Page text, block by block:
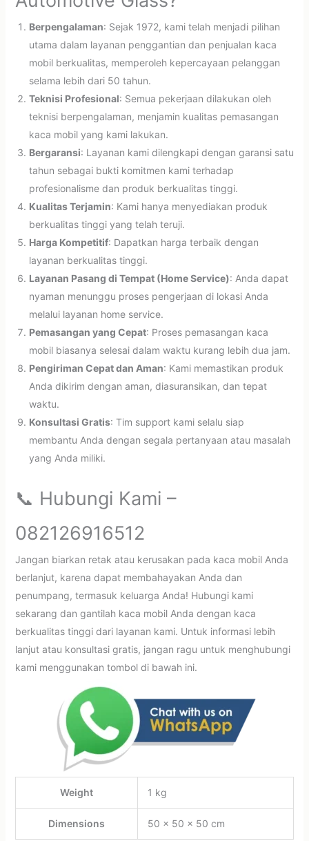
Berpengalaman: Sejak 1972, kami telah menjadi pilihan
utama dalam layanan penggantian dan penjualan kaca
mobil berkualitas, memperoleh kepercayaan pelanggan
selama lebih dari 50 tahun.
Teknisi Profesional: Semua pekerjaan dilakukan oleh
teknisi berpengalaman, menjamin kualitas pemasangan
kaca mobil yang kami lakukan.
Bergaransi: Layanan kami dilengkapi dengan garansi satu
tahun sebagai bukti komitmen kami terhadap
profesionalisme dan produk berkualitas tinggi.
Kualitas Terjamin: Kami hanya menyediakan produk
berkualitas tinggi yang telah teruji.
Harga Kompetitif: Dapatkan harga terbaik dengan
layanan berkualitas tinggi.
Layanan Pasang di Tempat (Home Service): Anda dapat
nyaman menunggu proses pengerjaan di lokasi Anda
melalui layanan home service.
Pemasangan yang Cepat: Proses pemasangan kaca
mobil biasanya selesai dalam waktu kurang lebih dua jam.
Pengiriman Cepat dan Aman: Kami memastikan produk
Anda dikirim dengan aman, diasuransikan, dan tepat
waktu.
Konsultasi Gratis: Tim support kami selalu siap
membantu Anda dengan segala pertanyaan atau masalah
yang Anda miliki.
📞 Hubungi Kami –
082126916512
Jangan biarkan retak atau kerusakan pada kaca mobil Anda
berlanjut, karena dapat membahayakan Anda dan
penumpang, termasuk keluarga Anda! Hubungi kami
sekarang dan gantilah kaca mobil Anda dengan kaca
berkualitas tinggi dari layanan kami. Untuk informasi lebih
lanjut atau konsultasi gratis, jangan ragu untuk menghubungi
kami menggunakan tombol di bawah ini.
Weight 1 kg
Dimensions 50 × 50 × 50 cm